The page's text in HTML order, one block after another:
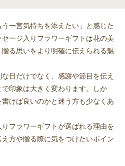
一言気持ちを添えたい」と感じた
ージ入りフラワーギフトは花の美
る思いをより明確に伝えられる魅
日だけでなく、感謝や節目を伝え
印象は大きく変わります。しか
けば良いのかと迷う方も少なくあ
フラワーギフトが選ばれる理由を
方や贈る際に気をつけたいポイン